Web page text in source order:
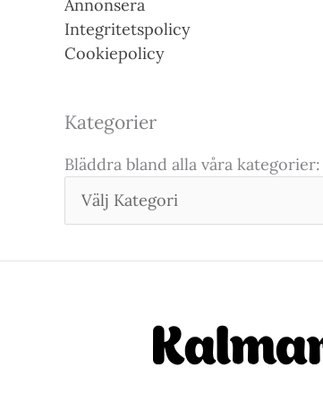
Annonsera
Integritetspolicy
Cookiepolicy
Kategorier
Bläddra bland alla våra kategorier: